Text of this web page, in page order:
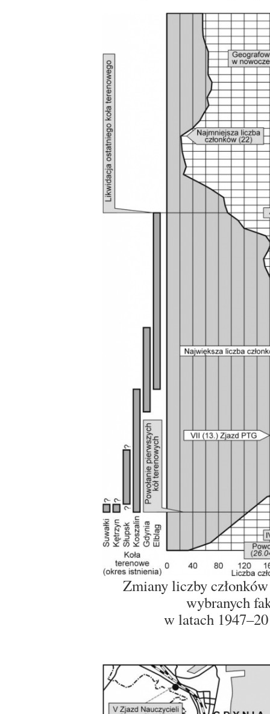
Zmiany liczby
wybranych
w latach